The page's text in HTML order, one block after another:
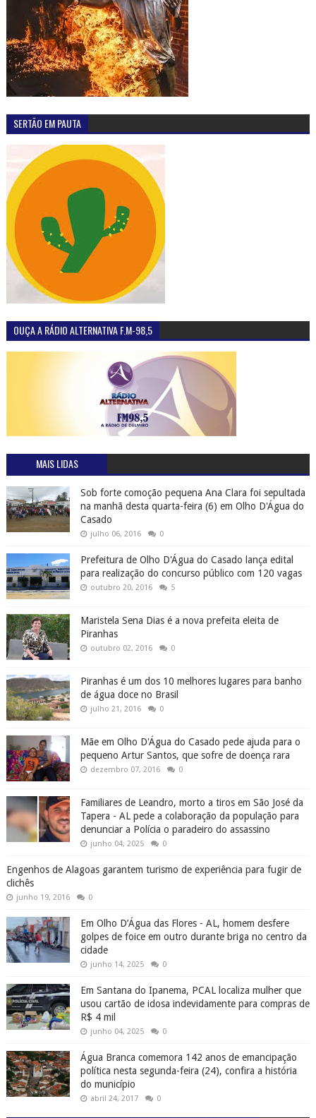
SERTÃO EM PAUTA
OUÇA A RÁDIO ALTERNATIVA F.M-98,5
MAIS LIDAS
Sob forte comoção pequena Ana Clara foi sepultada
na manhã desta quarta-feira (6) em Olho D'Água do
Casado
julho 06, 2016 0
Prefeitura de Olho D'Água do Casado lança edital
para realização do concurso público com 120 vagas
outubro 20, 2016 5
Maristela Sena Dias é a nova prefeita eleita de
Piranhas
outubro 02, 2016 0
Piranhas é um dos 10 melhores lugares para banho
de água doce no Brasil
julho 21, 2016 0
Mãe em Olho D'Água do Casado pede ajuda para o
pequeno Artur Santos, que sofre de doença rara
dezembro 07, 2016 0
Familiares de Leandro, morto a tiros em São José da
Tapera - AL pede a colaboração da população para
denunciar a Polícia o paradeiro do assassino
junho 04, 2025 0
Engenhos de Alagoas garantem turismo de experiência para fugir de
clichês
junho 19, 2016 0
Em Olho D’Água das Flores - AL, homem desfere
golpes de foice em outro durante briga no centro da
cidade
junho 14, 2025 0
Em Santana do Ipanema, PCAL localiza mulher que
usou cartão de idosa indevidamente para compras de
R$ 4 mil
junho 04, 2025 0
Água Branca comemora 142 anos de emancipação
política nesta segunda-feira (24), confira a história
do município
abril 24, 2017 0